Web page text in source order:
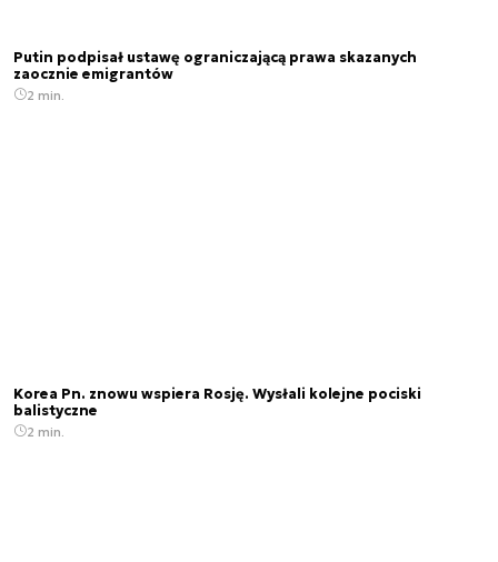
Putin podpisał ustawę ograniczającą prawa skazanych
zaocznie emigrantów
2 min.
Korea Pn. znowu wspiera Rosję. Wysłali kolejne pociski
balistyczne
2 min.